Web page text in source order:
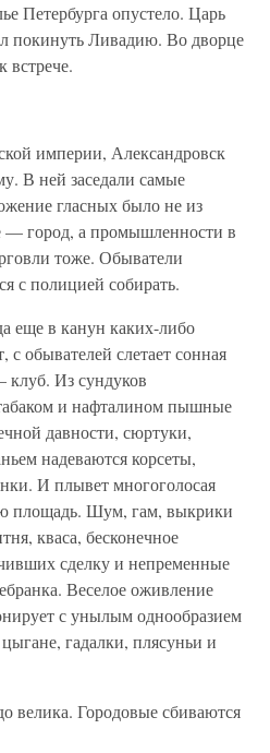
Петербурга опустело. Царь
покинуть Ливадию. Во дворце
встрече.
империи, Александровск
В ней заседали самые
гласных было не из
— город, а промышленности в
тоже. Обыватели
с полицией собирать.
еще в канун каких-либо
с обывателей слетает сонная
Из сундуков
и нафталином пышные
давности, сюртуки,
надеваются корсеты,
И плывет многоголосая
площадь. Шум, гам, выкрики
кваса, бесконечное
сделку и непременные
Веселое оживление
с унылым однообразием
гадалки, плясуньи и
велика. Городовые сбиваются